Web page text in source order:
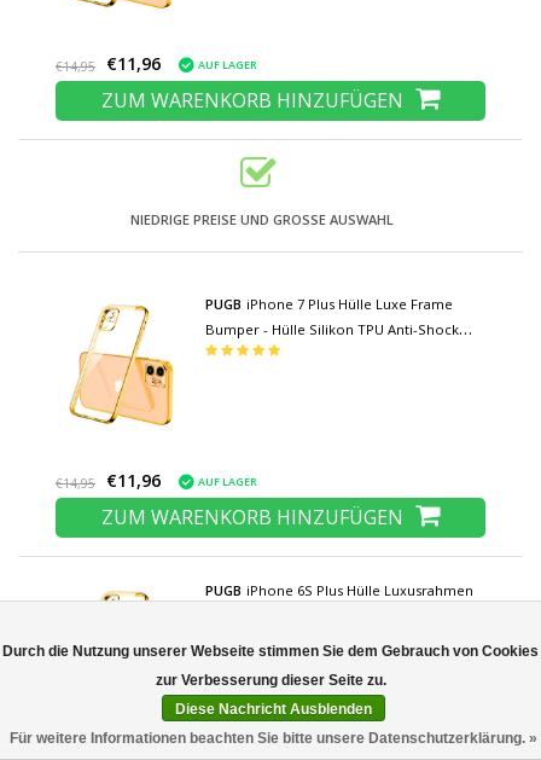
€14,95 €11,96 AUF LAGER
ZUM WARENKORB HINZUFÜGEN
NIEDRIGE PREISE UND GROSSE AUSWAHL
PUGB iPhone 7 Plus Hülle Luxe Frame
Bumper - Hülle Silikon TPU Anti-Shock
Gold
€14,95 €11,96 AUF LAGER
ZUM WARENKORB HINZUFÜGEN
PUGB iPhone 6S Plus Hülle Luxusrahmen
Gold
Noch keine Bewertungen
Durch die Nutzung unserer Webseite stimmen Sie dem Gebrauch von Cookies
zur Verbesserung dieser Seite zu.
Diese Nachricht Ausblenden
Für weitere Informationen beachten Sie bitte unsere Datenschutzerklärung. »